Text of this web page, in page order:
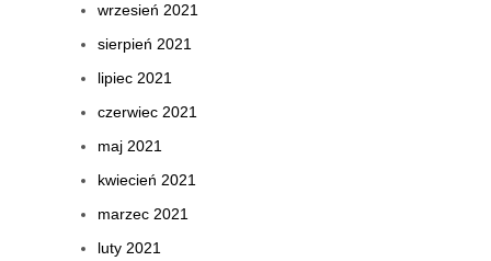
wrzesień 2021
sierpień 2021
lipiec 2021
czerwiec 2021
maj 2021
kwiecień 2021
marzec 2021
luty 2021